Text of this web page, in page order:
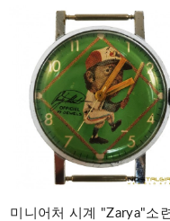
미니어처 시계 "Zarya"소